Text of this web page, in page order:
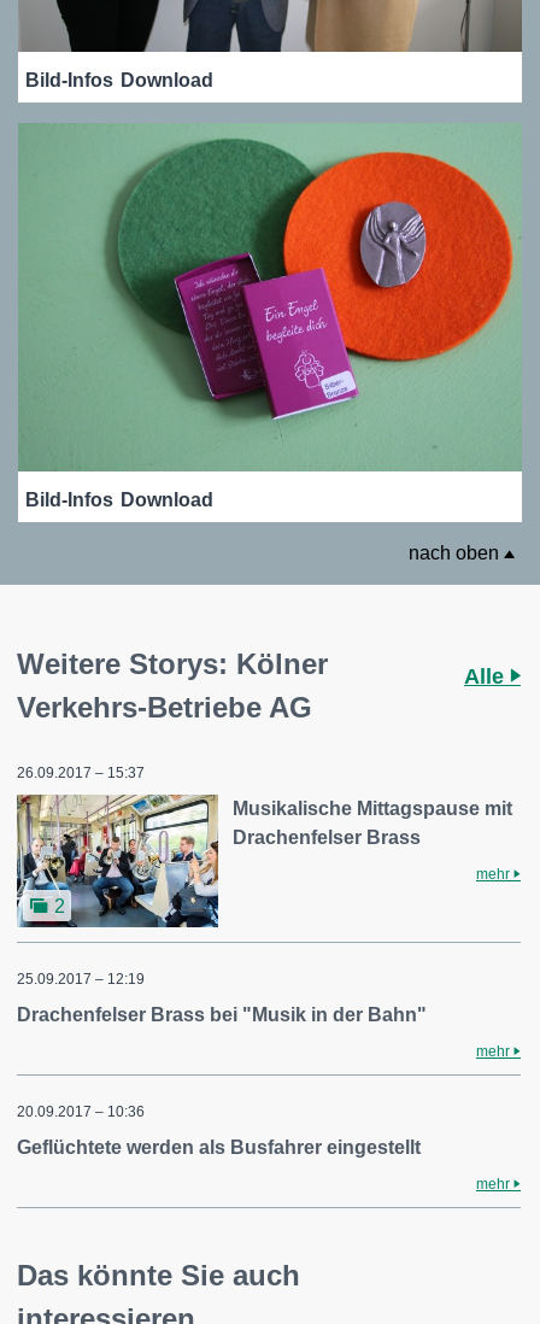
Bild-Infos Download
Bild-Infos Download
nach oben
Weitere Storys: Kölner
Verkehrs-Betriebe AG
Alle
26.09.2017 – 15:37
2
Musikalische Mittagspause mit
Drachenfelser Brass
mehr
25.09.2017 – 12:19
Drachenfelser Brass bei "Musik in der Bahn"
mehr
20.09.2017 – 10:36
Geflüchtete werden als Busfahrer eingestellt
mehr
Das könnte Sie auch